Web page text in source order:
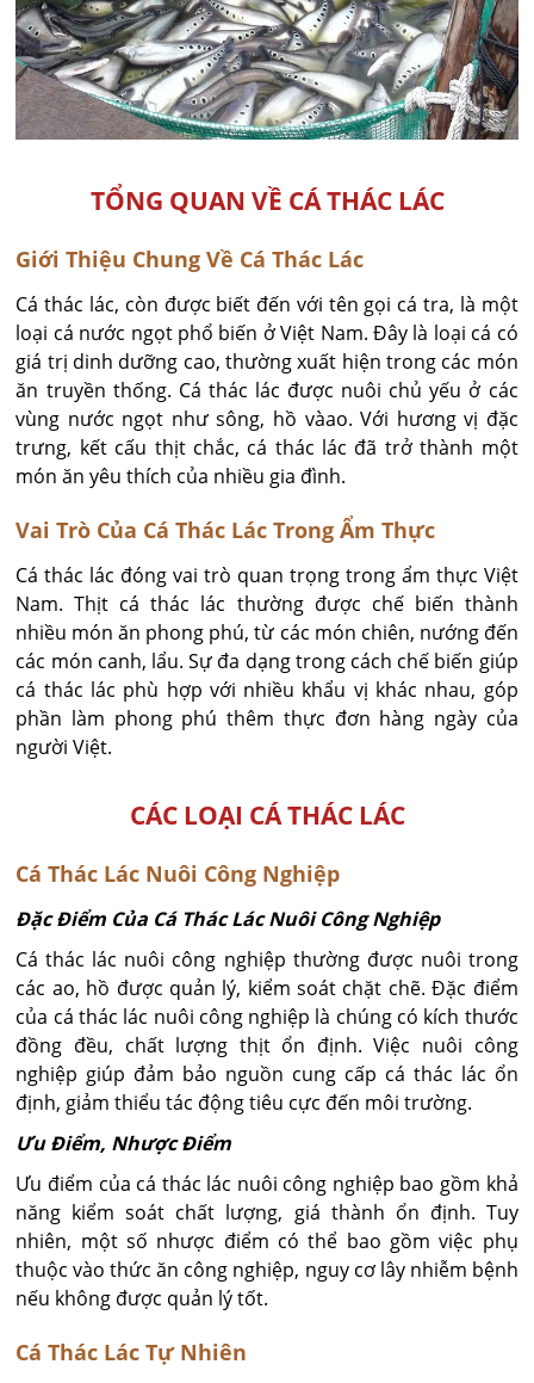
TỔNG QUAN VỀ CÁ THÁC LÁC
Giới Thiệu Chung Về Cá Thác Lác
Cá thác lác, còn được biết đến với tên gọi cá tra, là một
loại cá nước ngọt phổ biến ở Việt Nam. Đây là loại cá có
giá trị dinh dưỡng cao, thường xuất hiện trong các món
ăn truyền thống. Cá thác lác được nuôi chủ yếu ở các
vùng nước ngọt như sông, hồ vàao. Với hương vị đặc
trưng, kết cấu thịt chắc, cá thác lác đã trở thành một
món ăn yêu thích của nhiều gia đình.
Vai Trò Của Cá Thác Lác Trong Ẩm Thực
Cá thác lác đóng vai trò quan trọng trong ẩm thực Việt
Nam. Thịt cá thác lác thường được chế biến thành
nhiều món ăn phong phú, từ các món chiên, nướng đến
các món canh, lẩu. Sự đa dạng trong cách chế biến giúp
cá thác lác phù hợp với nhiều khẩu vị khác nhau, góp
phần làm phong phú thêm thực đơn hàng ngày của
người Việt.
CÁC LOẠI CÁ THÁC LÁC
Cá Thác Lác Nuôi Công Nghiệp
Đặc Điểm Của Cá Thác Lác Nuôi Công Nghiệp
Cá thác lác nuôi công nghiệp thường được nuôi trong
các ao, hồ được quản lý, kiểm soát chặt chẽ. Đặc điểm
của cá thác lác nuôi công nghiệp là chúng có kích thước
đồng đều, chất lượng thịt ổn định. Việc nuôi công
nghiệp giúp đảm bảo nguồn cung cấp cá thác lác ổn
định, giảm thiểu tác động tiêu cực đến môi trường.
Ưu Điểm, Nhược Điểm
Ưu điểm của cá thác lác nuôi công nghiệp bao gồm khả
năng kiểm soát chất lượng, giá thành ổn định. Tuy
nhiên, một số nhược điểm có thể bao gồm việc phụ
thuộc vào thức ăn công nghiệp, nguy cơ lây nhiễm bệnh
nếu không được quản lý tốt.
Cá Thác Lác Tự Nhiên